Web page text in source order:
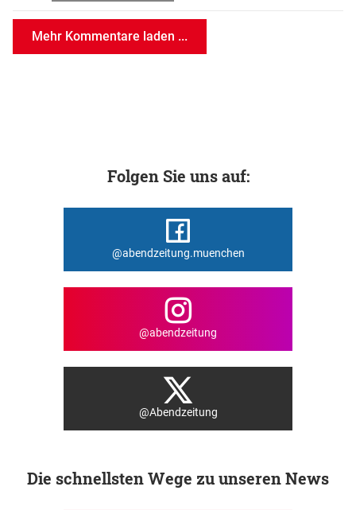
Mehr Kommentare laden ...
Folgen Sie uns auf:
@abendzeitung.muenchen
@abendzeitung
@Abendzeitung
Die schnellsten Wege zu unseren News